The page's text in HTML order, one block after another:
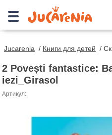
Jucarenia / Книги для детей /
2 Povești fantastice:
iezi_Girasol
Артикул: